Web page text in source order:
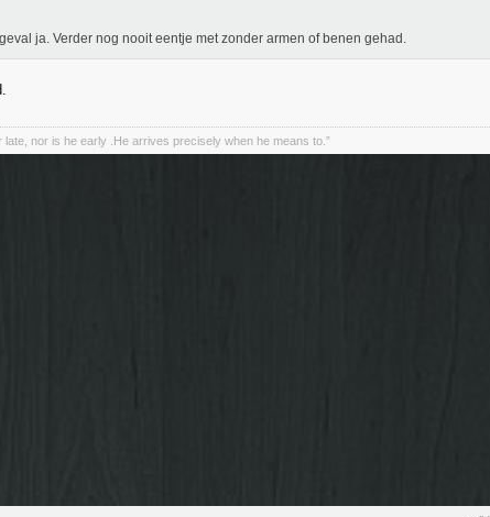
ja. Verder nog nooit eentje met zonder armen of benen gehad.
late, nor is he early .He arrives precisely when he means to.”